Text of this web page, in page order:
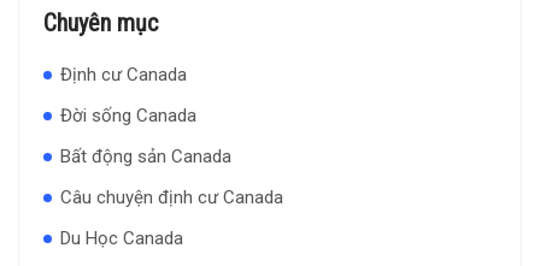
Chuyên mục
Định cư Canada
Đời sống Canada
Bất động sản Canada
Câu chuyện định cư Canada
Du Học Canada